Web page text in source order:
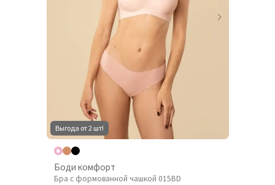
Выгода от 2 шт!
Боди комфорт
Бра с формованной чашкой 015BD